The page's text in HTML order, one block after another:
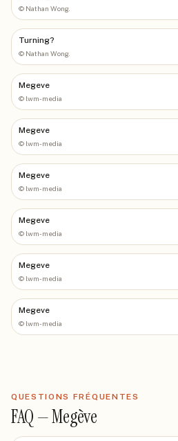
© Nathan Wong.
Turning?
© Nathan Wong.
Megeve
© lwm-media
Megeve
© lwm-media
Megeve
© lwm-media
Megeve
© lwm-media
Megeve
© lwm-media
Megeve
© lwm-media
QUESTIONS FRÉQUENTES
FAQ —Megève